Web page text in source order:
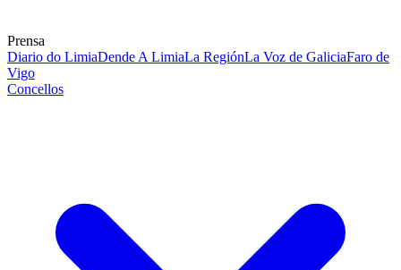
Prensa
Diario do LimiaDende A LimiaLa RegiónLa Voz de GaliciaFaro de
Vigo
Concellos